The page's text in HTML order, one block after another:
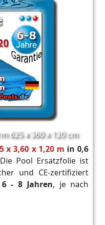
625 x 360 x 120 cm
x 3,60 x 1,20 m in 0,6
Pool Ersatzfolie ist
und CE-zertifiziert
- 8 Jahren, je nach